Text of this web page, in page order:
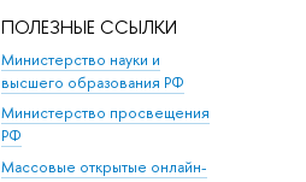
ПОЛЕЗНЫЕ ССЫЛКИ
Министерство науки и
высшего образования РФ
Министерство просвещения
РФ
Массовые открытые онлайн-